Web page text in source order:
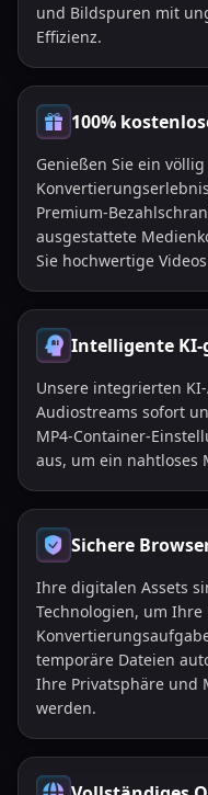
und Bildspuren mit
Effizienz.
100%
Genießen Sie ein
Premium-
ausgestattete
Sie hochwertige
Intelligente KI-
Unsere integrierten
Audiostreams sofort
MP4-Container-
aus, um ein nahtloses
Sichere
Ihre digitalen Assets
Technologien, um Ihre
temporäre Dateien
Ihre Privatsphäre und
werden.